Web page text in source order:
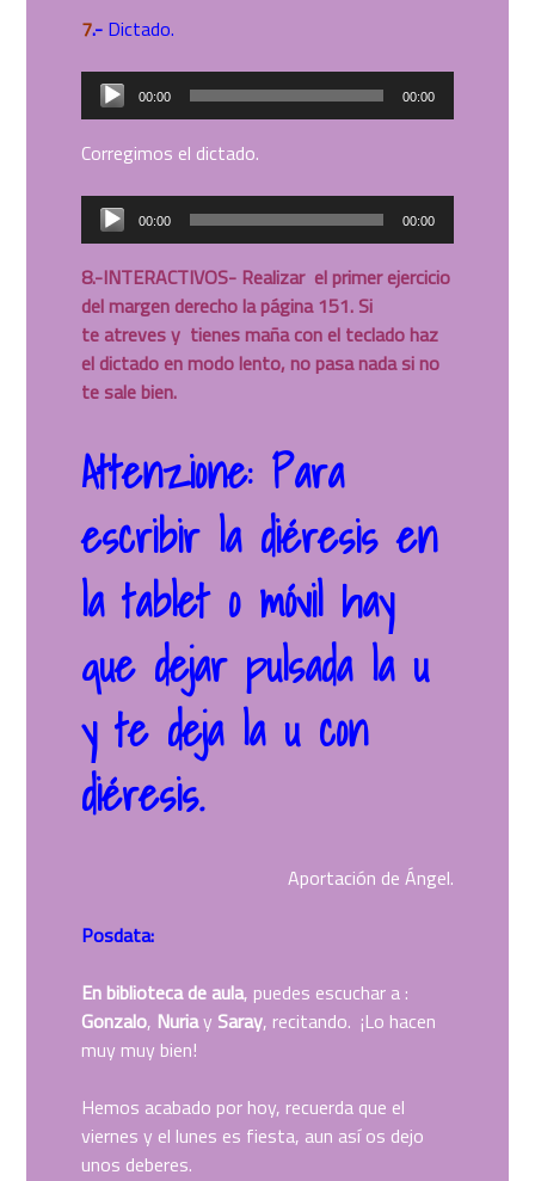
7.- Dictado.
Reproductor
de
audio
00:00 00:00
Corregimos el dictado.
Reproductor
de
audio
00:00 00:00
8.-INTERACTIVOS- Realizar el primer ejercicio
del margen derecho la página 151. Si
te atreves y tienes maña con el teclado haz
el dictado en modo lento, no pasa nada si no
te sale bien.
Attenzione: Para
escribir la diéresis en
la tablet o móvil hay
que dejar pulsada la u
y te deja la u con
diéresis.
Aportación de Ángel.
Posdata:
En biblioteca de aula, puedes escuchar a :
Gonzalo, Nuriay Saray, recitando. ¡Lo hacen
muy muy bien!
Hemos acabado por hoy, recuerda que el
viernes y el lunes es fiesta, aun así os dejo
unos deberes.